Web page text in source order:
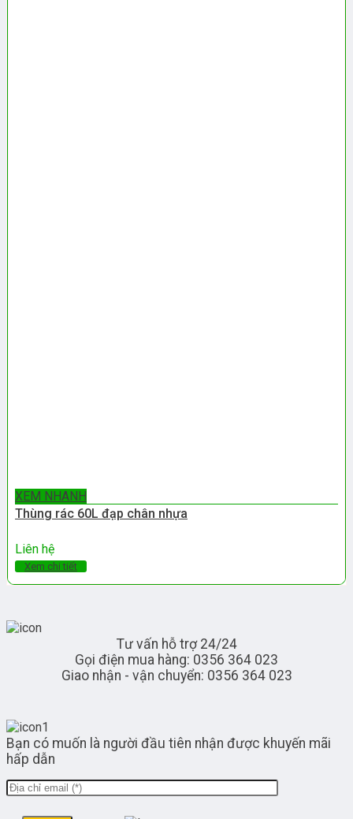
XEM NHANH
Thùng rác 60L đạp chân nhựa
Liên hệ
Xem chi tiết
Tư vấn hỗ trợ 24/24
Gọi điện mua hàng: 0356 364 023
Giao nhận - vận chuyển: 0356 364 023
Bạn có muốn là người đầu tiên nhận được khuyến mãi
hấp dẫn